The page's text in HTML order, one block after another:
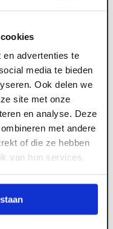
en advertenties te
media te bieden
Ook delen we
site met onze
en analyse. Deze
met andere
of die ze hebben
van hun services.
Novlam AK
aan om toegang
voor een